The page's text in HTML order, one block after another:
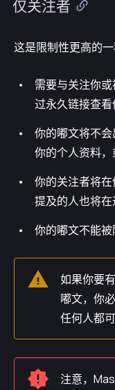
仅关注者
这是限制性更高的一
需要与关注你
过永久链接查看
你的嘟文将不
你的个人资料，
你的关注者将
提及的人也将在
你的嘟文不能被
如果你要
嘟文，你
任何人都
注意，